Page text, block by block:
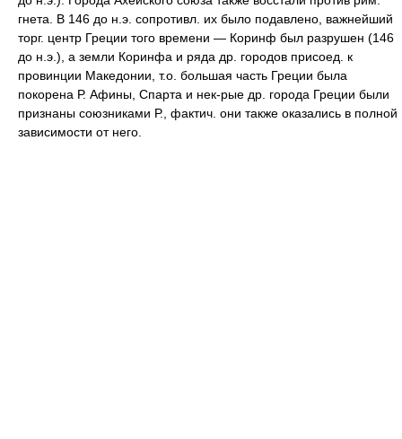
гнета. В 146 до н.э. сопротивл. их было подавлено, важнейший
торг. центр Греции того времени — Коринф был разрушен (146
до н.э.), а земли Коринфа и ряда др. городов присоед. к
провинции Македонии, т.о. большая часть Греции была
покорена Р. Афины, Спарта и нек-рые др. города Греции были
признаны союзниками Р., фактич. они также оказались в полной
зависимости от него.